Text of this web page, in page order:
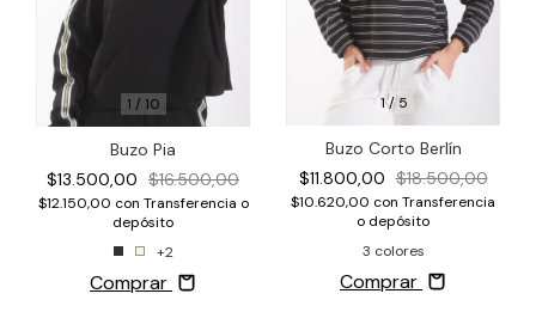
1 / 10
Buzo Pia
$13.500,00 $16.500,00
$12.150,00 con Transferencia o
depósito
+2
Comprar
1/5
Buzo Corto Berlín
$11.800,00 $18.500,00
$10.620,00 con Transferencia
o depósito
3 colores
Comprar